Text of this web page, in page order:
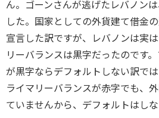
ん。ゴーンさんが逃げたレバノン
した。国家としての外貨建て借金
宣言した訳ですが、レバノンは実
リーバランスは黒字だったのです
が黒字ならデフォルトしない訳で
ライマリーバランスが赤字でも、
ていませんから、デフォルトはしな